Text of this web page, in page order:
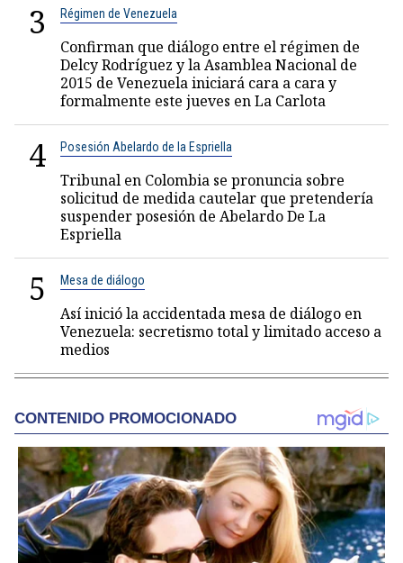
3 Régimen de Venezuela
Confirman que diálogo entre el régimen de
Delcy Rodríguez y la Asamblea Nacional de
2015 de Venezuela iniciará cara a cara y
formalmente este jueves en La Carlota
4 Posesión Abelardo de la Espriella
Tribunal en Colombia se pronuncia sobre
solicitud de medida cautelar que pretendería
suspender posesión de Abelardo De La
Espriella
5 Mesa de diálogo
Así inició la accidentada mesa de diálogo en
Venezuela: secretismo total y limitado acceso a
medios